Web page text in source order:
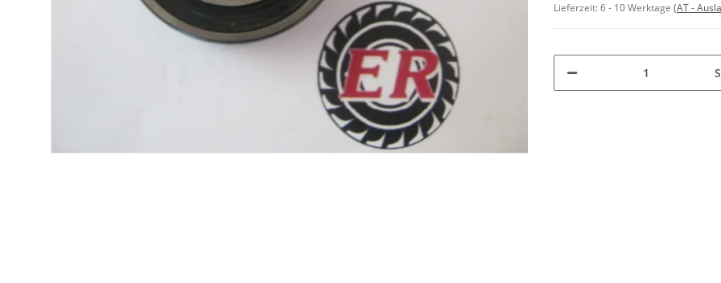
Lieferzeit:6 - 10 Werktage (AT -